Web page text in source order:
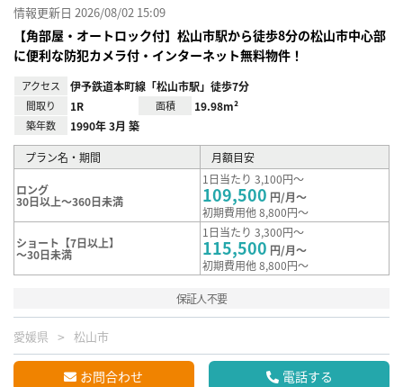
情報更新日 2026/08/02 15:09
【角部屋・オートロック付】松山市駅から徒歩8分の松山市中心部
に便利な防犯カメラ付・インターネット無料物件！
アクセス 伊予鉄道本町線「松山市駅」徒歩7分
間取り 1R 面積 19.98m²
築年数 1990年 3月 築
プラン名・期間 月額目安
ロング
30日以上～360日未満
1日当たり 3,100円～
109,500 円/月～
初期費用他 8,800円～
ショート【7日以上】
～30日未満
1日当たり 3,300円～
115,500 円/月～
初期費用他 8,800円～
保証人不要
愛媛県 松山市
お問合わせ 電話する